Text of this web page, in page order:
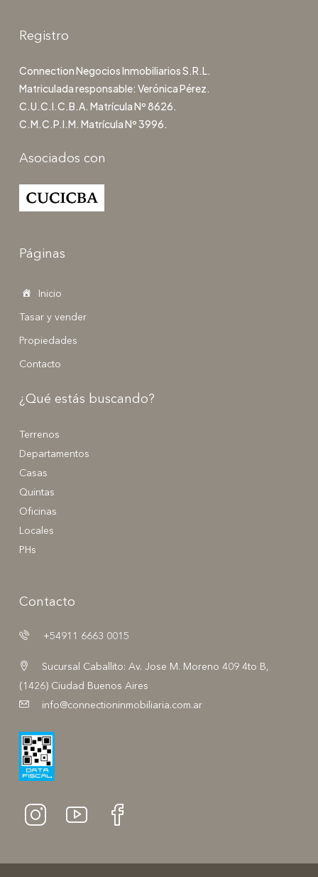
Registro
Connection Negocios Inmobiliarios S.R.L.
Matriculada responsable: Verónica Pérez.
C.U.C.I.C.B.A. Matrícula Nº 8626.
C.M.C.P.I.M. Matrícula Nº 3996.
Asociados con
Páginas
Inicio
Tasar y vender
Propiedades
Contacto
¿Qué estás buscando?
Terrenos
Departamentos
Casas
Quintas
Oficinas
Locales
PHs
Contacto
+54911 6663 0015
Sucursal Caballito: Av. Jose M. Moreno 409 4to B,
(1426) Ciudad Buenos Aires
info@connectioninmobiliaria.com.ar